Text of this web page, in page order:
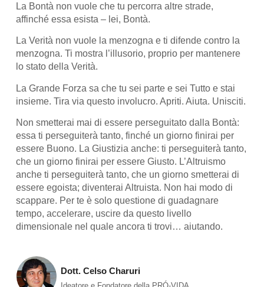
La Bontà non vuole che tu percorra altre strade,
affinché essa esista – lei, Bontà.
La Verità non vuole la menzogna e ti difende contro la
menzogna. Ti mostra l’illusorio, proprio per mantenere
lo stato della Verità.
La Grande Forza sa che tu sei parte e sei Tutto e stai
insieme. Tira via questo involucro. Apriti. Aiuta. Unisciti.
Non smetterai mai di essere perseguitato dalla Bontà:
essa ti perseguiterà tanto, finché un giorno finirai per
essere Buono. La Giustizia anche: ti perseguiterà tanto,
che un giorno finirai per essere Giusto. L’Altruismo
anche ti perseguiterà tanto, che un giorno smetterai di
essere egoista; diventerai Altruista. Non hai modo di
scappare. Per te è solo questione di guadagnare
tempo, accelerare, uscire da questo livello
dimensionale nel quale ancora ti trovi… aiutando.
Dott. Celso Charuri